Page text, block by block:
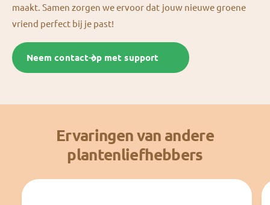
maakt. Samen zorgen we ervoor dat jouw nieuwe groene
vriend perfect bij je past!
Neem contact op met support
Ervaringen van andere
plantenliefhebbers